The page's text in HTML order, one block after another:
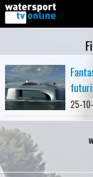
Motorboot-sloep
Home
25-